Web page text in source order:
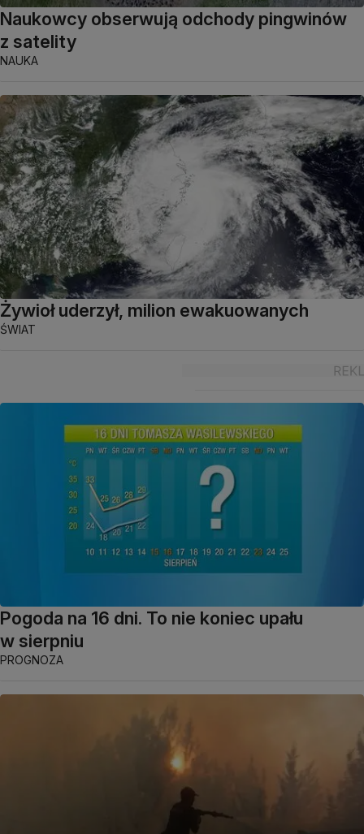
Naukowcy obserwują odchody pingwinów
z satelity
NAUKA
Żywioł uderzył, milion ewakuowanych
ŚWIAT
Pogoda na 16 dni. To nie koniec upału
w sierpniu
PROGNOZA